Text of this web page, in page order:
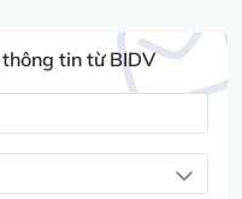
tin từ BIDV